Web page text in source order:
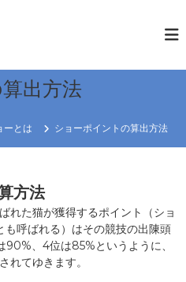
出方法
ーとは ショーポイントの算出方法
方法
れた猫が獲得するポイント（ショ
呼ばれる）はその競技の出陳頭
、4位は85%というように、
れてゆきます。